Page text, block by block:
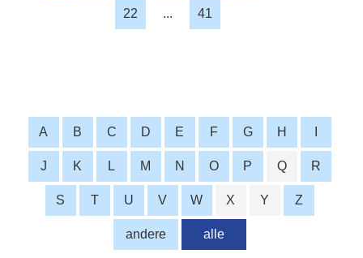
22 ... 41
alle
A B C D E F G H
J K L M N O P Q R
S T U V W X Y Z
andere